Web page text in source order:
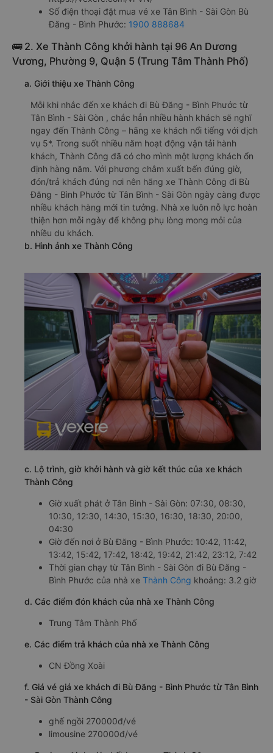
Số điện thoại đặt mua vé xe Tân Bình - Sài Gòn Bù
Đăng - Bình Phước: 1900 888684
🚌 2. Xe Thành Công khởi hành tại 96 An Dương
Vương, Phường 9, Quận 5 (Trung Tâm Thành Phố)
a. Giới thiệu xe Thành Công
Mỗi khi nhắc đến xe khách đi Bù Đăng - Bình Phước từ
Tân Bình - Sài Gòn , chắc hẳn nhiều hành khách sẽ nghĩ
ngay đến Thành Công – hãng xe khách nổi tiếng với dịch
vụ 5*. Trong suốt nhiều năm hoạt động vận tải hành
khách, Thành Công đã có cho mình một lượng khách ổn
định hàng năm. Với phương châm xuất bến đúng giờ,
đón/trả khách đúng nơi nên hãng xe Thành Công đi Bù
Đăng - Bình Phước từ Tân Bình - Sài Gòn ngày càng được
nhiều khách hàng mới tin tưởng. Nhà xe luôn nỗ lực hoàn
thiện hơn mỗi ngày để không phụ lòng mong mỏi của
nhiều du khách.
b. Hình ảnh xe Thành Công
c. Lộ trình, giờ khởi hành và giờ kết thúc của xe khách
Thành Công
Giờ xuất phát ở Tân Bình - Sài Gòn: 07:30, 08:30,
10:30, 12:30, 14:30, 15:30, 16:30, 18:30, 20:00,
04:30
Giờ đến nơi ở Bù Đăng - Bình Phước: 10:42, 11:42,
13:42, 15:42, 17:42, 18:42, 19:42, 21:42, 23:12, 7:42
Thời gian chạy từ Tân Bình - Sài Gòn đi Bù Đăng -
Bình Phước của nhà xe Thành Công khoảng: 3.2 giờ
d. Các điểm đón khách của nhà xe Thành Công
Trung Tâm Thành Phố
e. Các điểm trả khách của nhà xe Thành Công
CN Đồng Xoài
f. Giá vé giá xe khách đi Bù Đăng - Bình Phước từ Tân Bình
- Sài Gòn Thành Công
ghế ngồi 270000đ/vé
limousine 270000đ/vé